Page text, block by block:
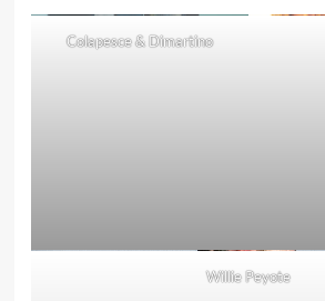
Colapesce & Dimartino
Willie Peyote